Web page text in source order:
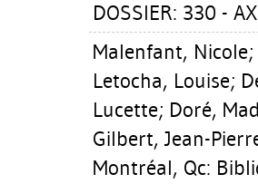
DOSSIER: 330 -
Malenfant, Nicole;
Letocha, Louise;
Lucette; Doré,
Gilbert, Jean-
Montréal, Qc: